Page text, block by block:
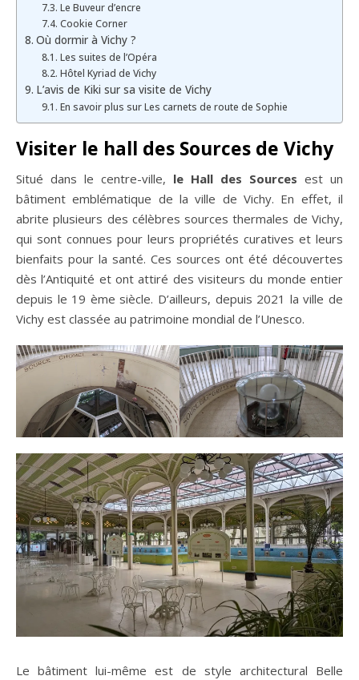
Le Buveur d’encre
Cookie Corner
Où dormir à Vichy ?
Les suites de l’Opéra
Hôtel Kyriad de Vichy
L’avis de Kiki sur sa visite de Vichy
En savoir plus sur Les carnets de route de Sophie
Visiter le hall des Sources de Vichy
Situé dans le centre-ville, le Hall des Sources est un
bâtiment emblématique de la ville de Vichy. En effet, il
abrite plusieurs des célèbres sources thermales de Vichy,
qui sont connues pour leurs propriétés curatives et leurs
bienfaits pour la santé. Ces sources ont été découvertes
dès l’Antiquité et ont attiré des visiteurs du monde entier
depuis le 19 ème siècle. D’ailleurs, depuis 2021 la ville de
Vichy est classée au patrimoine mondial de l’Unesco.
Le bâtiment lui-même est de style architectural Belle